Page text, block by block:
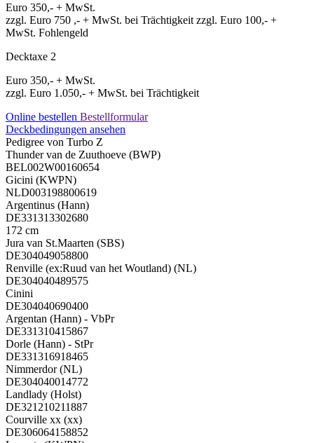
Euro 350,- + MwSt.
zzgl. Euro 750 ,- + MwSt. bei Trächtigkeit zzgl. Euro 100,- +
MwSt. Fohlengeld
Decktaxe 2
Euro 350,- + MwSt.
zzgl. Euro 1.050,- + MwSt. bei Trächtigkeit
Online bestellen Bestellformular
Deckbedingungen ansehen
Pedigree von Turbo Z
Thunder van de Zuuthoeve (BWP)
BEL002W00160654
Gicini (KWPN)
NLD003198800619
Argentinus (Hann)
DE331313302680
172 cm
Jura van St.Maarten (SBS)
DE304049058800
Renville (ex:Ruud van het Woutland) (NL)
DE304040489575
Cinini
DE304040690400
Argentan (Hann) - VbPr
DE331310415867
Dorle (Hann) - StPr
DE331316918465
Nimmerdor (NL)
DE304040014772
Landlady (Holst)
DE321210211887
Courville xx (xx)
DE306064158852